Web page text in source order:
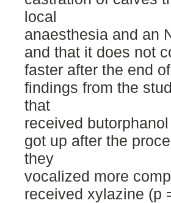
local
anaesthesia and an
and that it does not
faster after the end
findings from the
that
received
got up after the
they
vocalized more
received xylazine (p